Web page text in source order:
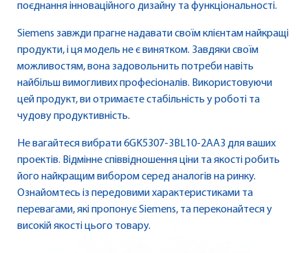
поєднання інноваційного дизайну та функціональності.
Siemens завжди прагне надавати своїм клієнтам найкращі
продукти, і ця модель не є винятком. Завдяки своїм
можливостям, вона задовольнить потреби навіть
найбільш вимогливих професіоналів. Використовуючи
цей продукт, ви отримаєте стабільність у роботі та
чудову продуктивність.
Не вагайтеся вибрати 6GK5307-3BL10-2AA3 для ваших
проектів. Відмінне співвідношення ціни та якості робить
його найкращим вибором серед аналогів на ринку.
Ознайомтесь із передовими характеристиками та
перевагами, які пропонує Siemens, та переконайтеся у
високій якості цього товару.